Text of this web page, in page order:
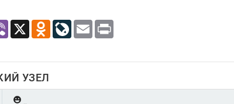
Viber X Odnoklassniki
LiveJournal
Email
УЗЕЛ